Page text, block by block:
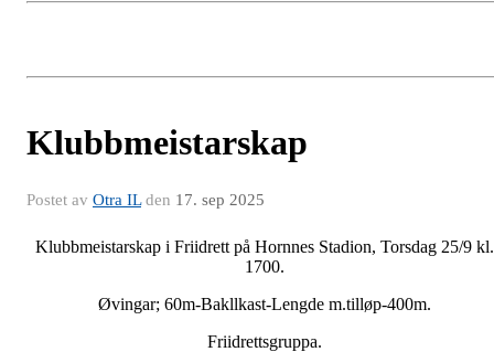
Klubbmeistarskap
Postet av Otra ILden 17. sep 2025
Klubbmeistarskap i Friidrett på Hornnes Stadion, Torsdag 25/9 kl.
1700.
Øvingar; 60m-Bakllkast-Lengde m.tilløp-400m.
Friidrettsgruppa.